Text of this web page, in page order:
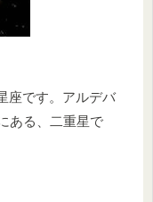
座です。アルデバ
ある、二重星で